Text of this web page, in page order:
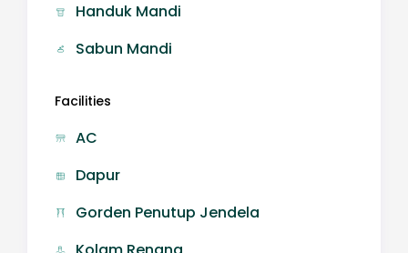
Handuk Mandi
Sabun Mandi
Facilities
AC
Dapur
Gorden Penutup Jendela